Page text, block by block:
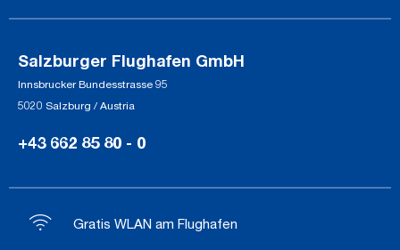
Salzburger Flughafen GmbH
Innsbrucker Bundesstrasse 95
5020 Salzburg / Austria
+43 662 85 80 - 0
Gratis WLAN am Flughafen